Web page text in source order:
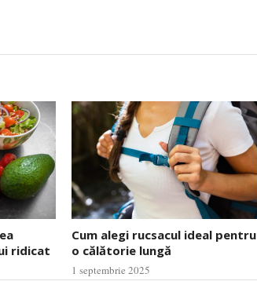
ridicat
Cum alegi rucsacul ideal pentru
o călătorie lungă
1 septembrie 2025